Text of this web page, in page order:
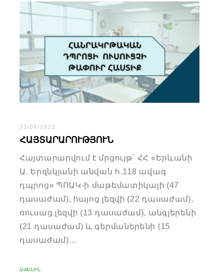
31/08/2022
ՀԱՅՏԱՐԱՐՈՒԹՅՈՒՆ
Հայտարարվում է մրցույթ` ՀՀ «Երևանի
Ա. Երզնկյանի անվան հ.118 ավագ
դպրոց» ՊՈԱԿ-ի մաթեմատիկայի (47
դասաժամ), հայոց լեզվի (22 դասաժամ),
ռուսաց լեզվի (13 դասաժամ), անգլերենի
(21 դասաժամ) և գերմաներենի (15
դասաժամ)…
ԱՎԵԼԻՆ